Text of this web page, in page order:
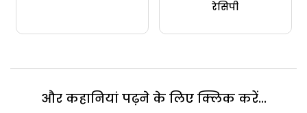
रेसिपी
और कहानियां पढ़ने के लिए क्लिक करें...